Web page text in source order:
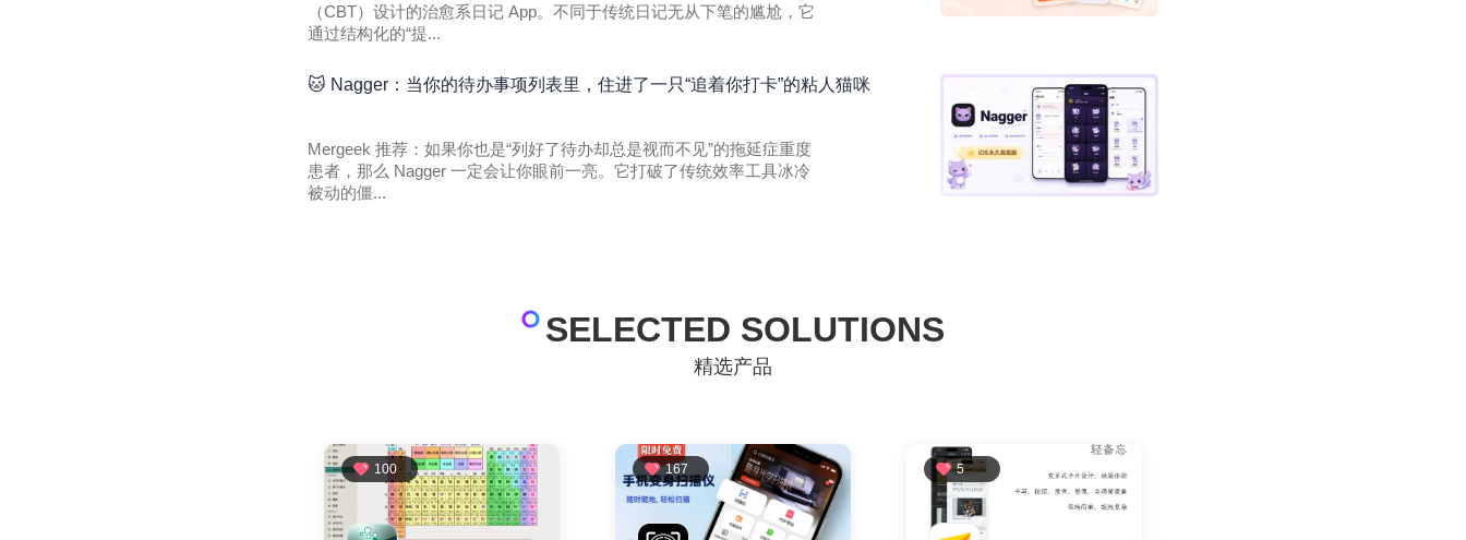
（CBT）设计的治愈系日记 App。不同于传统日记无从下笔的尴尬，它
通过结构化的“提...
🐱 Nagger：当你的待办事项列表里，住进了一只“追着你打卡”的粘人猫咪
Mergeek 推荐：如果你也是“列好了待办却总是视而不见”的拖延症重度
患者，那么 Nagger 一定会让你眼前一亮。它打破了传统效率工具冰冷
被动的僵...
SELECTED SOLUTIONS
精选产品
100 167 5